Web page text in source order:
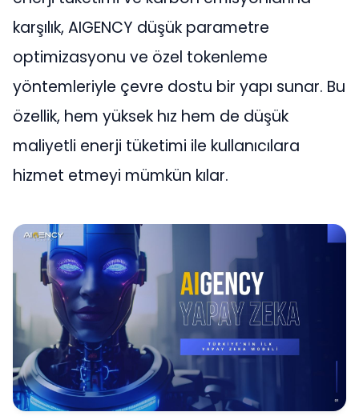
karşılık, AIGENCY düşük parametre
optimizasyonu ve özel tokenleme
yöntemleriyle çevre dostu bir yapı sunar. Bu
özellik, hem yüksek hız hem de düşük
maliyetli enerji tüketimi ile kullanıcılara
hizmet etmeyi mümkün kılar​​.